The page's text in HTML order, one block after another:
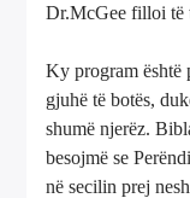
Dr.McGee filloi të
Ky program është
gjuhë të botës,
shumë njerëz.
besojmë se
në secilin prej